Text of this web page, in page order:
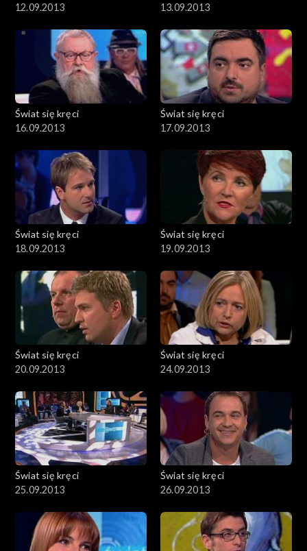
12.09.2013
13.09.2013
Świat się kręci
16.09.2013
Świat się kręci
17.09.2013
Świat się kręci
18.09.2013
Świat się kręci
19.09.2013
Świat się kręci
20.09.2013
Świat się kręci
24.09.2013
Świat się kręci
25.09.2013
Świat się kręci
26.09.2013